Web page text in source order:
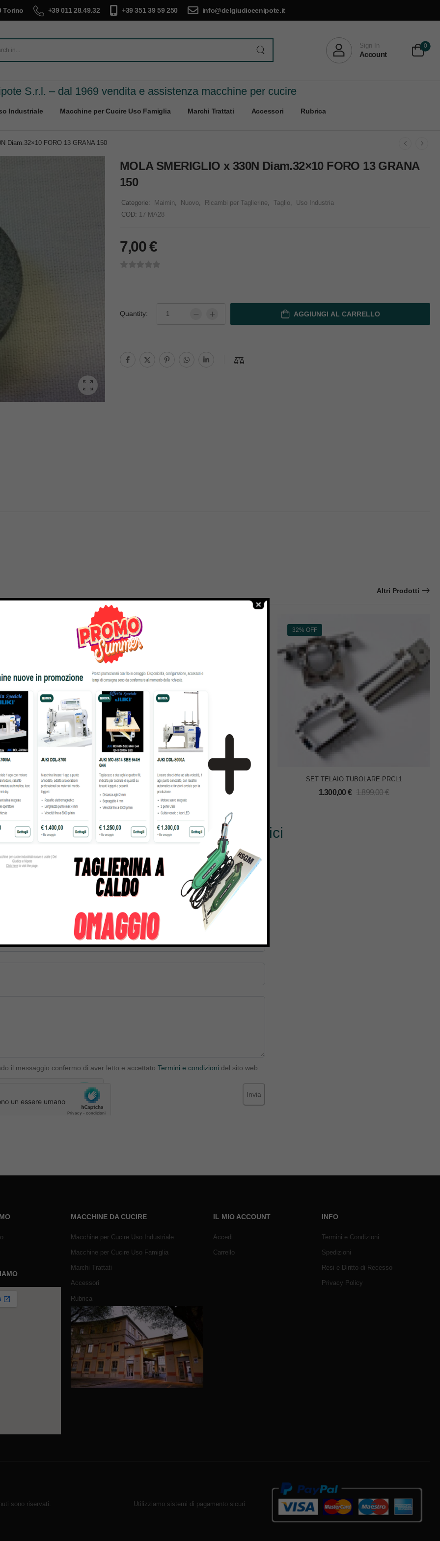
Torino +39 011 28.49.32 +39 351 39 59 250 info@delgiudiceenipote.it
Sign In
Account
0
S.r.l. – dal 1969 vendita e assistenza macchine per cucire
Industriale Macchine per Cucire Uso Famiglia Marchi Trattati Accessori Rubrica
Diam.32×10 FORO 13 GRANA 150
MOLA SMERIGLIO x 330N Diam.32×10 FORO 13 GRANA
150
Categorie: Maimin Nuovo Ricambi per Taglierine Taglio
Uso Industria
COD: 17 MA28
7,00€
Quantity: AGGIUNGI AL CARRELLO
Altri Prodotti
PER CUCIRE PFAFF
EXPRESSION 2.0
€ 1.249,00€
61% OFF
MACCHINA PER CUCIRE PFAFF C1100PRO
SMARTER
680,00€
32% OFF
SET TELAIO TUBOLARE PRCL1
1.300,00 € 1.899,00€
informazioni su questo prodotto? Scrivici
il messaggio confermo di aver letto e accettato Termini e condizioni del sito web
Invia
MACCHINE DA CUCIRE
Macchine per Cucire Uso Industriale
Macchine per Cucire Uso Famiglia
Marchi Trattati
Accessori
Rubrica
IL MIO ACCOUNT
Accedi
Carrello
INFO
Termini e Condizioni
Spedizioni
Resi e Diritto di Recesso
Privacy Policy
sono riservati. Utilizziamo sistemi di pagamento sicuri